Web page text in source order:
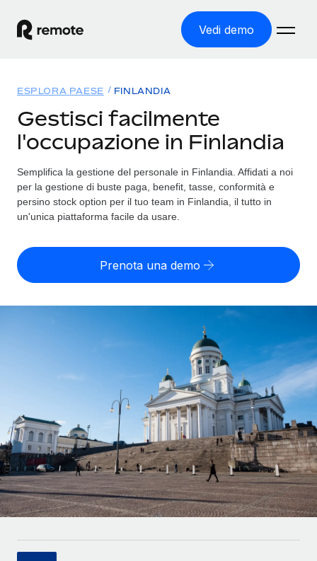
Vedi demo
ASSUMI NEL MONDO
Global Payroll
Gestisci il payroll a norma, in tutta semplicità
Employer of Record
Contractor Management
Affidati agli esperti per la gestione HR e la
Soluzioni
COPERTURA GLOBALE
Ricerca paesi
Trova i servizi di supporto all’impiego per ogni Paese
Confronta Remote
Scopri come ci confrontiamo con gli altri
Integra l'HR globale nella tua piattaforma in modo
CASE STUDIES
Cultivating a Thriving Remote-First Culture in
Partnership with Remote
At a glance Discover the evolution of TheyDo, a pioneering
journey management platform that has...
Tariffe
English
Español
Italiano
Português (Portugal)
日本語
한국어
Login
ESPLORA PAESE FINLANDIA
Gestisci facilmente
l'occupazione in Finlandia
Semplifica la gestione del personale in Finlandia. Affidati a noi
per la gestione di buste paga, benefit, tasse, conformità e
persino stock option per il tuo team in Finlandia, il tutto in
un'unica piattaforma facile da usare.
Prenota una demo